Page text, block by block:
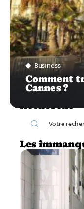
Business
Comment
Cannes ?
Recherche
Les